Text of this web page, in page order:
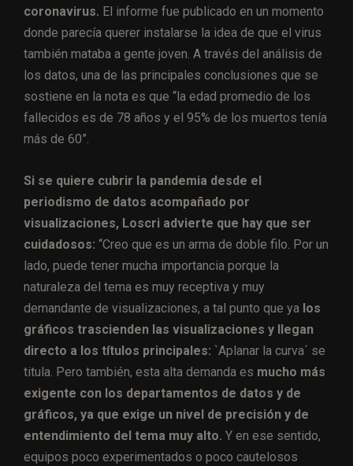
coronavirus. El informe fue publicado en un momento
donde parecía querer instalarse la idea de que el virus
también mataba a gente joven. A través del análisis de
los datos, una de las principales conclusiones que se
sostiene en la nota es que “la edad promedio de los
fallecidos es de 78 años y el 95% de los muertos tenía
más de 60”.
Si se quiere cubrir la pandemia desde el
periodismo de datos acompañado por
visualizaciones, Loscri advierte que hay que ser
cuidadosos: “Creo que es un arma de doble filo. Por un
lado, puede tener mucha importancia porque la
naturaleza del tema es muy receptiva y muy
demandante de visualizaciones, a tal punto que ya los
gráficos trascienden las visualizaciones y llegan
directo a los títulos principales: `Aplanar la curva´ se
titula. Pero también, esta alta demanda es mucho más
exigente con los departamentos de datos y de
gráficos, ya que exige un nivel de precisión y de
entendimiento del tema muy alto. Y en ese sentido,
equipos poco experimentados o poco cautelosos